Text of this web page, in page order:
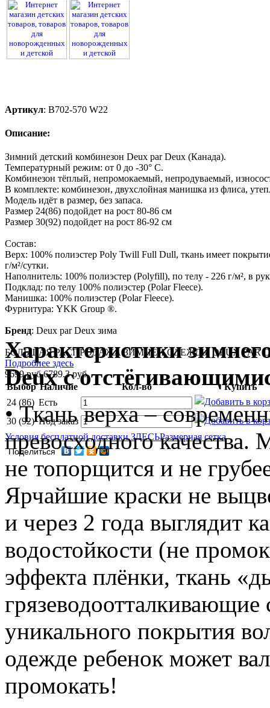
Артикул: B702-570 W22
Описание:
Зимний детский комбинезон Deux par Deux (Канада).
Температурный режим: от 0 до -30° С.
Комбинезон тёплый, непромокаемый, непродуваемый,
В комплекте: комбинезон, двухслойная манишка из флиса,
Модель идёт в размер, без запаса.
Размер 24(86) подойдет на рост 80-86 см
Размер 30(92) подойдет на рост 86-92 см
Состав:
Верх: 100% полиэстер Poly Twill Full Dull, ткань имеет
г/м²/сутки.
Наполнитель: 100% полиэстер (Polyfill), по телу - 226 г/м², в
Подклад: по телу 100% полиэстер (Polar Fleece).
Манишка: 100% полиэстер (Polar Fleece).
Фурнитура: YKK Group ®.
Бренд: Deux par Deux зима
БОЛЬШАЯ РАСПРОДАЖА ЗИМНЕЙ ОДЕЖДЫ DEUX PAR
Подробнее здесь
9699 руб6789.3 руб
Выбор Наличие Кол-во
Купить
24 (86) Есть
30 (92) Под заказ
Условия бесплатной доставки ЗДЕСЬРазмерная сетка
Поделиться
Характеристики
Deuxс
• Ткань верха –
превосходного
не топорщится и не
Ярчайшие краски не
и через 2 года выглядит
водостойкости (не
эффекта плёнки, ткань
грязеводоотталкивающие
уникального покрытия
одежде ребенок может
промокать!